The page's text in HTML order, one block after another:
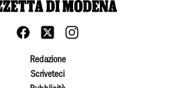
Redazione
Scriveteci